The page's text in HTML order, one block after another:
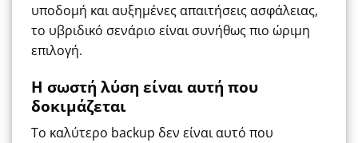
υποδομή και αυξημένες απαιτήσεις ασφάλειας,
το υβριδικό σενάριο είναι συνήθως πιο ώριμη
επιλογή.
Η σωστή λύση είναι αυτή που
δοκιμάζεται
Το καλύτερο backup δεν είναι αυτό που